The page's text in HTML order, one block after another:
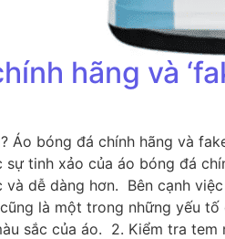
hãng và
Áo bóng đá chính hãng và
tinh xảo của áo bóng đá
dễ dàng hơn. Bên cạnh
là một trong những yếu
sắc của áo. 2. Kiểm tra